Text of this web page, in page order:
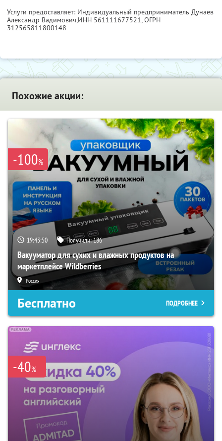
Услуги предоставляет: Индивидуальный предприниматель Дунаев
Александр Вадимович,ИНН 561111677521, ОГРН
312565811800148
Похожие акции:
-100%
19:43:49 Получили:186
Вакууматор для сухих и влажных продуктов на
маркетплейсе Wildberries
Россия
Бесплатно ПОДРОБНЕЕ
-40%